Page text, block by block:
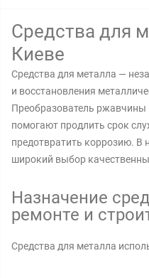
Средства для
Киеве
Средства для металла —
и восстановления
Преобразователь ржавчины
помогают продлить срок
предотвратить коррозию. В
широкий выбор
Назначение
ремонте и
Средства для металла